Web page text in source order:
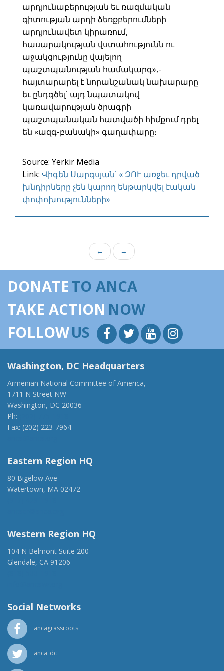
արդյունաբերության եւ ռազմական
գիտության արդի ձեռքբերումների
արդյունավետ կիրառում,
հասարակության վստահությունն ու
աջակցությունը վայելող
պաշտպանության համակարգ»,-
հայտարարել է նորանշանակ նախարարը
եւ ընդգծել՝ այդ նպատակով
կառավարության ծրագրի
պաշտպանական հատվածի հիմքում դրել
են «ազգ-բանակի» գաղափարը։
Source: Yerkir Media
Link: Վիգեն Սարգսյան՝ « ԶՈՒ առջեւ դրված
խնդիրները չեն կարող ենթարկվել էական
փոփոխությունների»
← →
DONATETO ANCA
TAKE ACTION NOW
FOLLOWUS
Washington, DC Headquarters
Armenian National Committee of America,
1711 N Street NW
Washington, DC 20036
Ph:
Fax: (202) 223-7964
Eastern Region HQ
80 Bigelow Ave
Watertown, MA 02472
Western Region HQ
104 N Belmont Suite 200
Glendale, CA 91206
Social Networks
ancagrassroots
anca_dc